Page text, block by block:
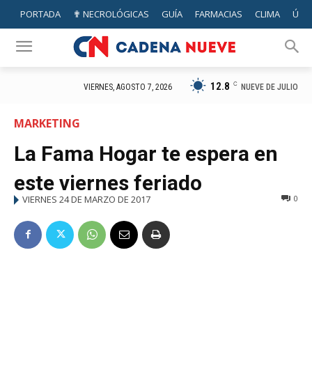
PORTADA ✟ NECROLÓGICAS GUÍA FARMACIAS CLIMA
VIERNES, AGOSTO 7, 2026 12.8 C NUEVE DE JULIO
MARKETING
La Fama Hogar te espera en
este viernes feriado
VIERNES 24 DE MARZO DE 2017 0